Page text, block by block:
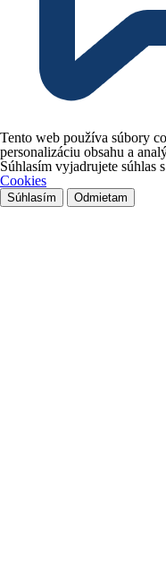
Tento web používa súbory
personalizáciu obsahu a
Súhlasím vyjadrujete súhlas
Cookies
Súhlasím Odmietam